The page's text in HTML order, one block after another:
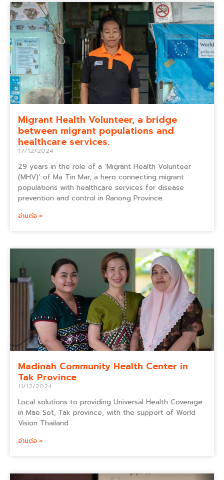
Migrant Health Volunteer, a bridge
between migrant populations and
healthcare services.
17/12/2024
29 years in the role of a ‘Migrant Health Volunteer
(MHV)’ of Ma Tin Mar, a hero connecting migrant
populations with healthcare services for disease
prevention and control in Ranong Province.
อ่านต่อ »
Madinah Community Health Center in
Tak Province
11/12/2024
Local solutions to providing Universal Health Coverage
in Mae Sot, Tak province, with the support of World
Vision Thailand
อ่านต่อ »